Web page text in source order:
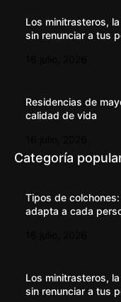
Los minitrasteros,
sin renunciar a tus
Residencias de
calidad de vida
Categoría
Tipos de
adapta a cada
Los minitrasteros,
sin renunciar a tus